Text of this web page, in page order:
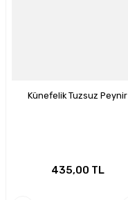
Künefelik Tuzsuz Peynir
435,00 TL